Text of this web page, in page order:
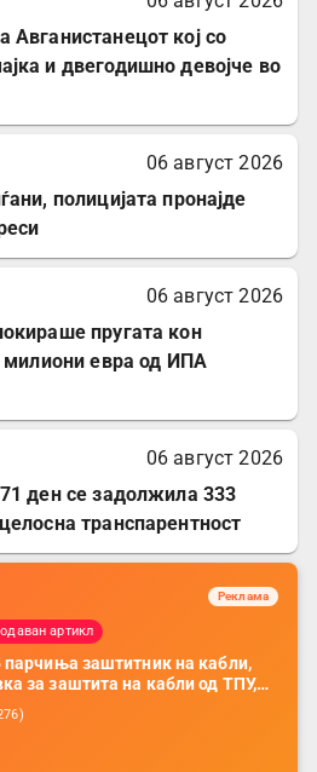
Авганистанецот кој со
и двегодишно девојче во
06 август 2026
полицијата пронајде
06 август 2026
пругата кон
милиони евра од ИПА
06 август 2026
ден се задолжила 333
транспарентност
Реклама
артикл
парчиња заштитник на кабли,
за заштита на кабли од ТПУ,
за заштита на кабли, без
за мобилни телефони, комплет
)